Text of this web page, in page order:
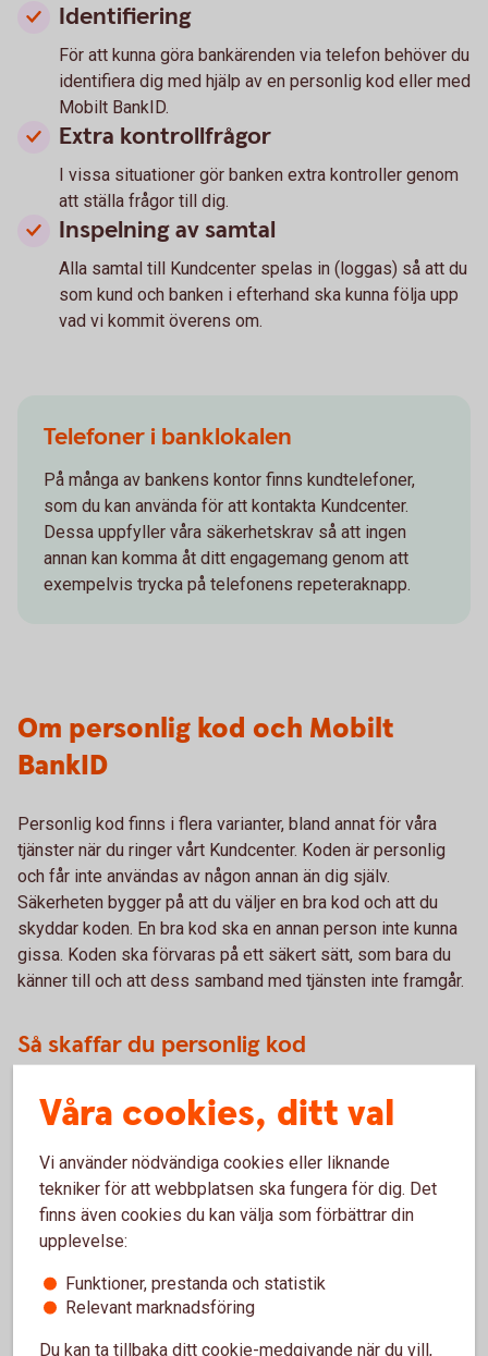
Identifiering
För att kunna göra bankärenden via telefon behöver du
identifiera dig med hjälp av en personlig kod eller med
Mobilt BankID.
Extra kontrollfrågor
I vissa situationer gör banken extra kontroller genom
att ställa frågor till dig.
Inspelning av samtal
Alla samtal till Kundcenter spelas in (loggas) så att du
som kund och banken i efterhand ska kunna följa upp
vad vi kommit överens om.
Telefoner i banklokalen
På många av bankens kontor finns kundtelefoner,
som du kan använda för att kontakta Kundcenter.
Dessa uppfyller våra säkerhetskrav så att ingen
annan kan komma åt ditt engagemang genom att
exempelvis trycka på telefonens repeteraknapp.
Om personlig kod och Mobilt
BankID
Personlig kod finns i flera varianter, bland annat för våra
tjänster när du ringer vårt Kundcenter. Koden är personlig
och får inte användas av någon annan än dig själv.
Säkerheten bygger på att du väljer en bra kod och att du
skyddar koden. En bra kod ska en annan person inte kunna
gissa. Koden ska förvaras på ett säkert sätt, som bara du
känner till och att dess samband med tjänsten inte framgår.
Så skaffar du personlig kod
Vid anslutningstillfället väljer du en femsiffrig kod som du
använder för att identifiera dig när du ringer Kundcenter.
Du ansluter dig direkt i internetbanken. Är du ny kund i
Sparbanken Skåne eller vill prata med oss personligen är
du välkommen in på närmaste bankkontor.
Din personliga kod kan du byta när som helst i
internetbanken eller i självbetjäning:
på 0771-12 20 00.
Våra cookies, ditt val
Vi använder nödvändiga cookies eller liknande
tekniker för att webbplatsen ska fungera för dig. Det
finns även cookies du kan välja som förbättrar din
upplevelse:
Funktioner, prestanda och statistik
Relevant marknadsföring
Du kan ta tillbaka ditt cookie-medgivande när du vill,